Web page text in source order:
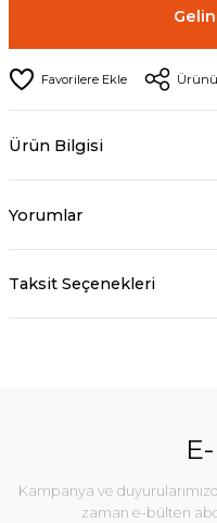
Ürün Bilgisi
Yorumlar
Taksit Seçenekleri
Kampanya ve
zaman e-bülten